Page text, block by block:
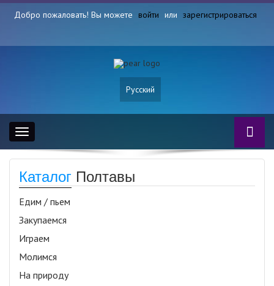
Добро пожаловать! Вы можете войти или зарегистрироваться
Русский
Toggle
navigation
Каталог Полтавы
Едим / пьем
Закупаемся
Играем
Молимся
На природу